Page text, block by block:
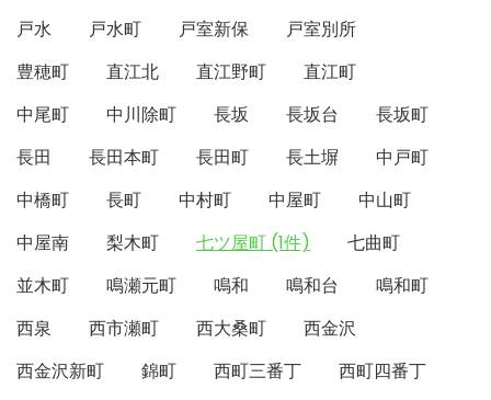
戸水
戸水町 戸室新保
戸室別所
豊穂町
直江北 直江野町
直江町
中尾町
中川除町 長坂 長坂台
長坂町
長田
長田本町 長田町 長土塀
中戸町
中橋町
長町 中村町 中屋町
中山町
中屋南
梨木町 七ツ屋町 (1件)
七曲町
並木町
鳴瀬元町 鳴和 鳴和台
鳴和町
西泉
西市瀬町 西大桑町
西金沢
西金沢新町
錦町 西町三番丁
西町四番丁